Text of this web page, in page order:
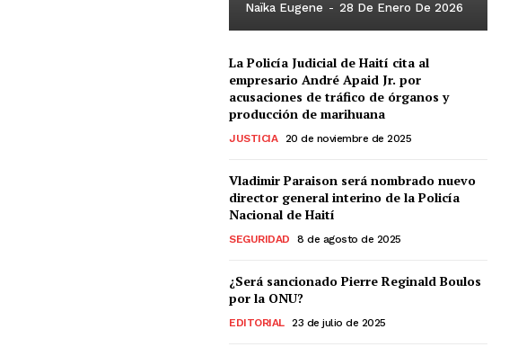
Naïka Eugene - 28 De Enero De 2026
La Policía Judicial de Haití cita al
empresario André Apaid Jr. por
acusaciones de tráfico de órganos y
producción de marihuana
JUSTICIA 20 de noviembre de 2025
Vladimir Paraison será nombrado nuevo
director general interino de la Policía
Nacional de Haití
SEGURIDAD 8 de agosto de 2025
¿Será sancionado Pierre Reginald Boulos
por la ONU?
EDITORIAL 23 de julio de 2025